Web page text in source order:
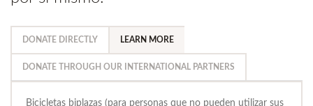
DONATE DIRECTLY LEARN MORE
DONATE THROUGH OUR INTERNATIONAL PARTNERS
Bicicletas biplazas (para personas que no pueden utilizar sus